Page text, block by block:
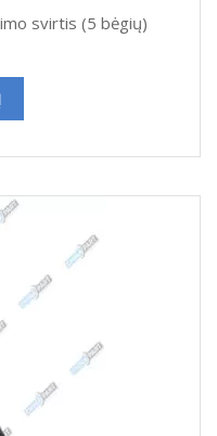
svirtis (5 bėgių)